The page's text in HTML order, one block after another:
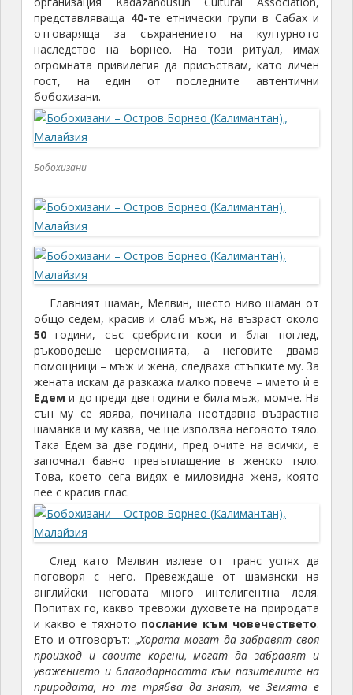
представляваща 40-те етнически групи в Сабах и
отговаряща за съхранението на културното
наследство на Борнео. На този ритуал, имах
огромната привилегия да присъствам, като личен
гост, на един от последните автентични
бобохизани.
Бобохизани
Главният шаман, Мелвин, шесто ниво шаман от
общо седем, красив и слаб мъж, на възраст около
50години, със сребристи коси и благ поглед,
ръководеше церемонията, а неговите двама
помощници – мъж и жена, следваха стъпките му. За
жената искам да разкажа малко повече – името ѝ е
Едем и до преди две години е била мъж, момче. На
сън му се явява, починала неотдавна възрастна
шаманка и му казва, че ще използва неговото тяло.
Така Едем за две години, пред очите на всички, е
започнал бавно превъплащение в женско тяло.
Това, което сега видях е миловидна жена, която
пее с красив глас.
След като Мелвин излезе от транс успях да
поговоря с него. Превеждаше от шамански на
английски неговата много интелигентна леля.
Попитах го, какво тревожи духовете на природата
и какво е тяхното послание към човечествето.
Ето и отговорът: „Хората могат да забравят своя
произход и своите корени, могат да забравят и
уважението и благодарността към пазителите на
природата, но те трябва да знаят, че Земята е